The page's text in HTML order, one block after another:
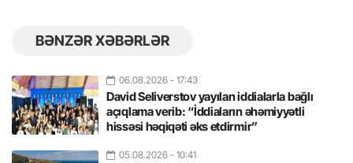
BƏNZƏR XƏBƏRLƏR
06.08.2026 - 17:43
David Seliverstov yayılan iddialarla bağlı
açıqlama verib: “İddiaların əhəmiyyətli
hissəsi həqiqəti əks etdirmir”
05.08.2026 - 10:41